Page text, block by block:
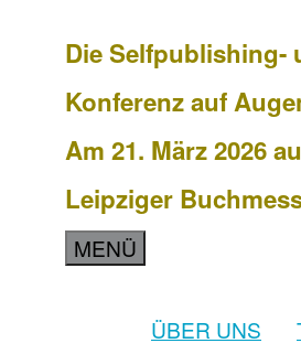
Die Selfpublishing-
Konferenz auf
Am 21. März 2026
Leipziger
MENÜ
ÜBER UNS